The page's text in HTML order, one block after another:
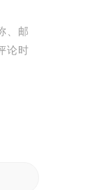
、邮
论时